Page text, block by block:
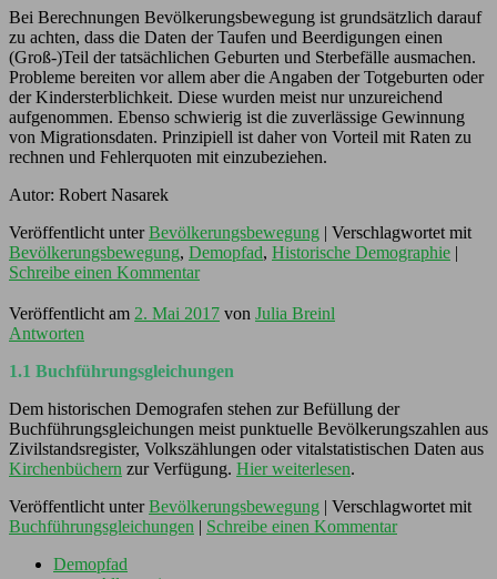
Bei Berechnungen Bevölkerungsbewegung ist grundsätzlich darauf
zu achten, dass die Daten der Taufen und Beerdigungen einen
(Groß-)Teil der tatsächlichen Geburten und Sterbefälle ausmachen.
Probleme bereiten vor allem aber die Angaben der Totgeburten oder
der Kindersterblichkeit. Diese wurden meist nur unzureichend
aufgenommen. Ebenso schwierig ist die zuverlässige Gewinnung
von Migrationsdaten. Prinzipiell ist daher von Vorteil mit Raten zu
rechnen und Fehlerquoten mit einzubeziehen.
Autor: Robert Nasarek
Veröffentlicht unter Bevölkerungsbewegung | Verschlagwortet mit
Bevölkerungsbewegung, Demopfad, Historische Demographie |
Schreibe einen Kommentar
Veröffentlicht am 2. Mai 2017 von Julia Breinl
Antworten
1.1 Buchführungsgleichungen
Dem historischen Demografen stehen zur Befüllung der
Buchführungsgleichungen meist punktuelle Bevölkerungszahlen aus
Zivilstandsregister, Volkszählungen oder vitalstatistischen Daten aus
Kirchenbüchern zur Verfügung. Hier weiterlesen.
Veröffentlicht unter Bevölkerungsbewegung | Verschlagwortet mit
Buchführungsgleichungen | Schreibe einen Kommentar
Demopfad